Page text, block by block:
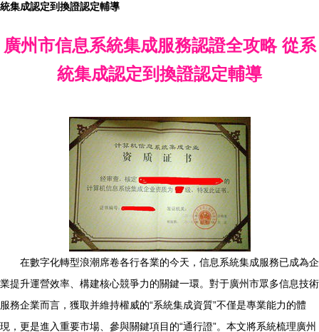
統集成認定到換證認定輔導
廣州市信息系統集成服務認證全攻略 從系
統集成認定到換證認定輔導
在數字化轉型浪潮席卷各行各業的今天，信息系統集成服務已成為企
業提升運營效率、構建核心競爭力的關鍵一環。對于廣州市眾多信息技術
服務企業而言，獲取并維持權威的“系統集成資質”不僅是專業能力的體
現，更是進入重要市場、參與關鍵項目的“通行證”。本文將系統梳理廣州